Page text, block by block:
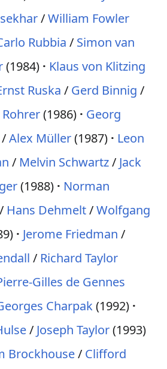
/William Fowler
Rubbia / Simon van
(1984)
Klaus von Klitzing
Ruska / Gerd Binnig /
(1986)
Georg
/Alex Müller(1987)
Leon
/ Melvin Schwartz/ Jack
(1988)
Norman
/ Hans Dehmelt/Wolfgang
Jerome Friedman /
/ Richard Taylor
Gilles de Gennes
Charpak(1992)
/ Joseph Taylor(1993)
Brockhouse/ Clifford